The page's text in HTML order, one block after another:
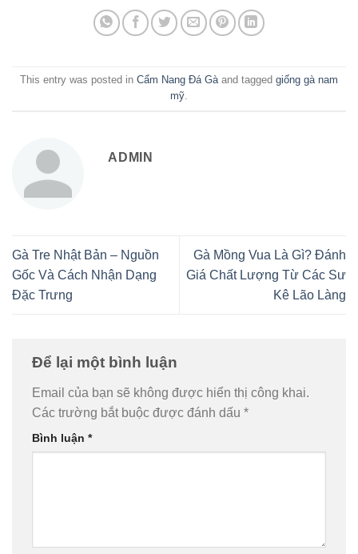
This entry was posted in Cẩm Nang Đá Gà and tagged giống gà nam
mỹ
ADMIN
Gà Tre Nhật Bản – Nguồn
Gốc Và Cách Nhận Dạng
Đặc Trưng
Gà Mồng Vua Là Gì? Đánh
Giá Chất Lượng Từ Các Sư
Kê Lão Làng
Để lại một bình luận
Email của bạn sẽ không được hiển thị công khai.
Các trường bắt buộc được đánh dấu *
Bình luận *